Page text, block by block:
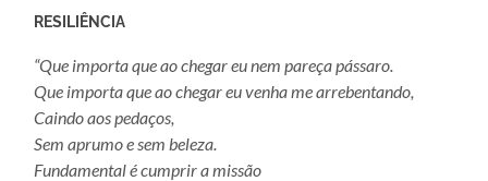
RESILIÊNCIA
“Que importa que ao chegar eu nem pareça pássaro.
Que importa que ao chegar eu venha me arrebentando,
Caindo aos pedaços,
Sem aprumo e sem beleza.
Fundamental é cumprir a missão